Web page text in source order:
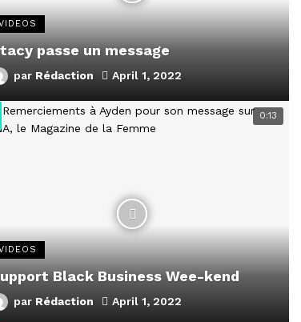
passe un message
par Rédaction April 1, 2022
0:13
Black Business Wee-kend
par Rédaction April 1, 2022